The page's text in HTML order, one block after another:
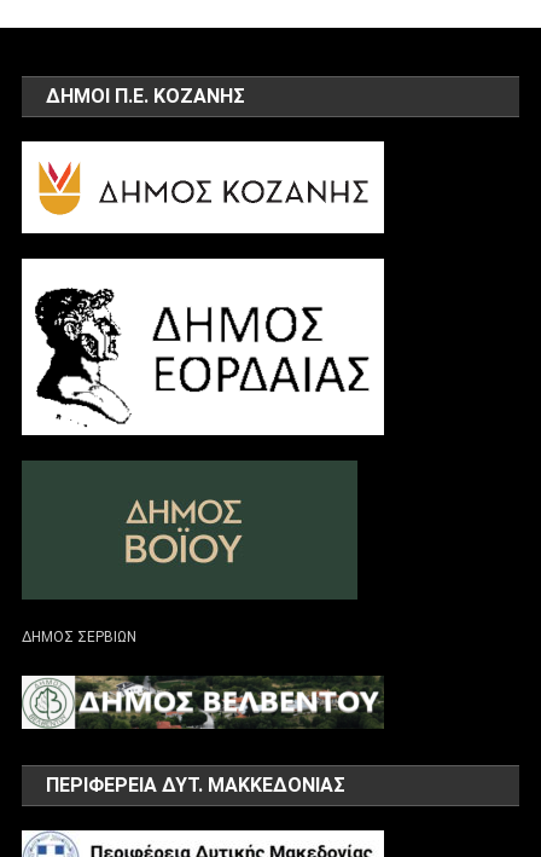
ΔΗΜΟΙ Π.Ε. ΚΟΖΑΝΗΣ
ΔΗΜΟΣ ΣΕΡΒΙΩΝ
ΠΕΡΙΦΕΡΕΙΑ ΔΥΤ. ΜΑΚΚΕΔΟΝΙΑΣ